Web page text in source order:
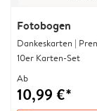
Fotobogen
Dankeskarten |
10er Karten-Set
Ab
10,99 €*